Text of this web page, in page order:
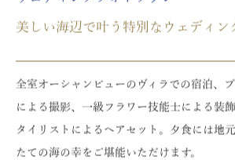
美しい海辺で叶う特別なウェディン
全室オーシャンビューのヴィラでの宿泊、
による撮影、一級フラワー技能士による装飾
タイリストによるヘアセット。夕食には地
たての海の幸をご堪能いただけます。